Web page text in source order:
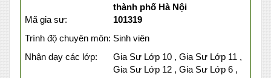
thành phố Hà Nội
Mã gia sư:
101319
Trình độ chuyên môn: Sinh viên
Nhận dạy các lớp:
Gia Sư Lớp 10 , Gia Sư Lớp 11 ,
Gia Sư Lớp 12 , Gia Sư Lớp 6 ,